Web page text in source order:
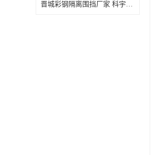
晋城彩钢隔离围挡厂家 科宇钢构工程